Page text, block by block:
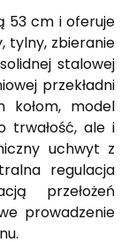
53 cm i oferuje
tylny, zbieranie
stalowej
przekładni
kołom, model
trwałość, ale i
uchwyt z
regulacja
przełożeń
prowadzenie